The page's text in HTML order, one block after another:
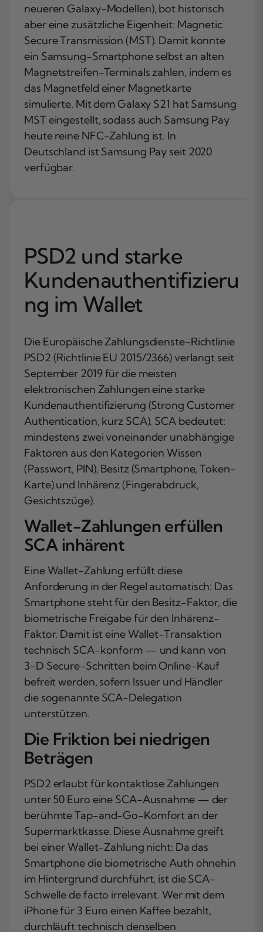
neueren Galaxy-Modellen), bot historisch
aber eine zusätzliche Eigenheit: Magnetic
Secure Transmission (MST). Damit konnte
ein Samsung-Smartphone selbst an alten
Magnetstreifen-Terminals zahlen, indem es
das Magnetfeld einer Magnetkarte
simulierte. Mit dem Galaxy S21 hat Samsung
MST eingestellt, sodass auch Samsung Pay
heute reine NFC-Zahlung ist. In
Deutschland ist Samsung Pay seit 2020
verfügbar.
PSD2 und starke
Kundenauthentifizieru
ng im Wallet
Die Europäische Zahlungsdienste-Richtlinie
PSD2 (Richtlinie EU 2015/2366) verlangt seit
September 2019 für die meisten
elektronischen Zahlungen eine starke
Kundenauthentifizierung (Strong Customer
Authentication, kurz SCA). SCA bedeutet:
mindestens zwei voneinander unabhängige
Faktoren aus den Kategorien Wissen
(Passwort, PIN), Besitz (Smartphone, Token-
Karte) und Inhärenz (Fingerabdruck,
Gesichtszüge).
Wallet-Zahlungen erfüllen
SCA inhärent
Eine Wallet-Zahlung erfüllt diese
Anforderung in der Regel automatisch: Das
Smartphone steht für den Besitz-Faktor, die
biometrische Freigabe für den Inhärenz-
Faktor. Damit ist eine Wallet-Transaktion
technisch SCA-konform — und kann von
3-D Secure-Schritten beim Online-Kauf
befreit werden, sofern Issuer und Händler
die sogenannte SCA-Delegation
unterstützen.
Die Friktion bei niedrigen
Beträgen
PSD2 erlaubt für kontaktlose Zahlungen
unter 50 Euro eine SCA-Ausnahme — der
berühmte Tap-and-Go-Komfort an der
Supermarktkasse. Diese Ausnahme greift
bei einer Wallet-Zahlung nicht: Da das
Smartphone die biometrische Auth ohnehin
im Hintergrund durchführt, ist die SCA-
Schwelle de facto irrelevant. Wer mit dem
iPhone für 3 Euro einen Kaffee bezahlt,
durchläuft technisch denselben